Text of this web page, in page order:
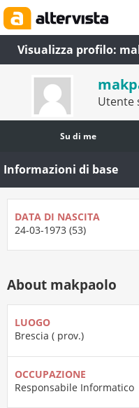
Visualizza profilo:
Utente
Su di me
Informazioni di base
DATA DI NASCITA
24-03-1973 (53)
About makpaolo
LUOGO
Brescia ( prov.)
OCCUPAZIONE
Responsabile Informatico